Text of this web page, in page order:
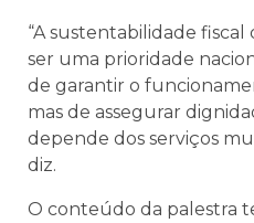
“A sustentabilidade
ser uma prioridade
de garantir o
mas de assegurar
depende dos serviços
diz.
O conteúdo da palestra